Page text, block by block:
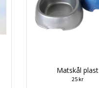
Matskål plast
25 kr